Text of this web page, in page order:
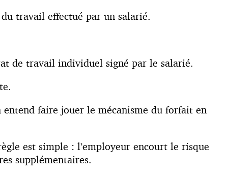
travail effectué par un salarié.
de travail individuel signé par le salarié.
faire jouer le mécanisme du forfait en
est simple : l’employeur encourt le risque
supplémentaires.